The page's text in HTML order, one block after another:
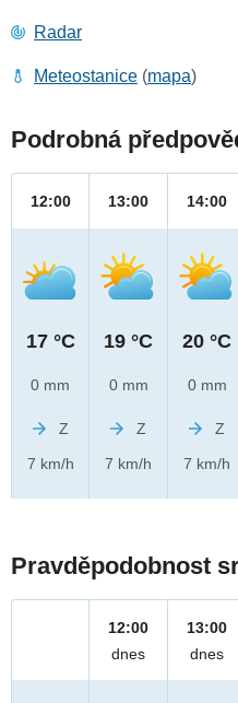
Radar
Meteostanice (mapa)
Podrobná
12:00
17 °C
0 mm
Z
7 km/h
13:00
19 °C
0 mm
Z
7 km/h
14:00
20 °C
0 mm
Z
7 km/h
Pravděpodobnost
12:00
dnes
13:00
dnes